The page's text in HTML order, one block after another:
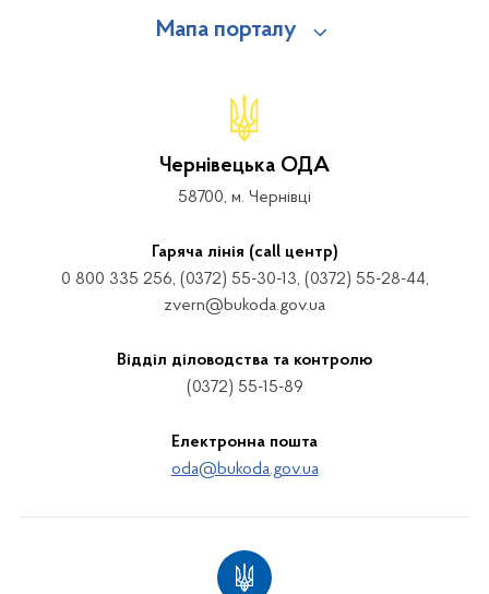
Мапа порталу
Чернівецька ОДА
58700, м. Чернівці
Гаряча лінія (call центр)
0 800 335 256, (0372) 55-30-13, (0372) 55-28-44,
zvern@bukoda.gov.ua
Відділ діловодства та контролю
(0372) 55-15-89
Електронна пошта
oda@bukoda.gov.ua